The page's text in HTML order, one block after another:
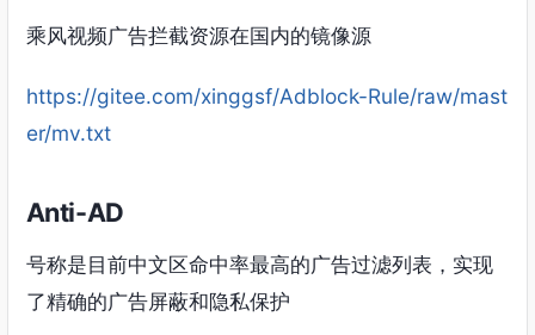
乘风视频广告拦截资源在国内的镜像源
https://gitee.com/xinggsf/Adblock-Rule/raw/mast
er/mv.txt
Anti-AD
号称是目前中文区命中率最高的广告过滤列表，实现
了精确的广告屏蔽和隐私保护